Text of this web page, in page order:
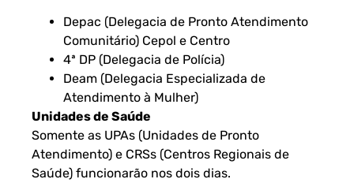
Depac (Delegacia de Pronto Atendimento
Comunitário) Cepol e Centro
4ª DP (Delegacia de Polícia)
Deam (Delegacia Especializada de
Atendimento à Mulher)
Unidades de Saúde
Somente as UPAs (Unidades de Pronto
Atendimento) e CRSs (Centros Regionais de
Saúde) funcionarão nos dois dias.